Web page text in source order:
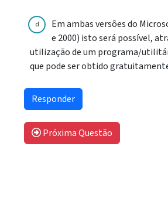
d
Em ambas versôes do
e 2000) isto será possível,
utilização de um programa/
que pode ser obtido
Próxima Questão